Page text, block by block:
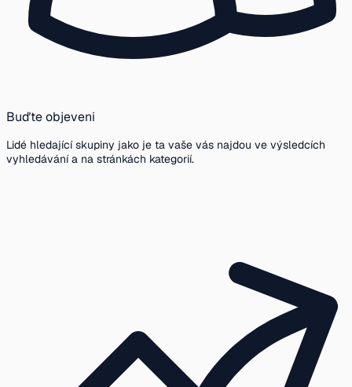
Buďte objeveni
Lidé hledající skupiny jako je ta vaše vás najdou ve výsledcích
vyhledávání a na stránkách kategorií.